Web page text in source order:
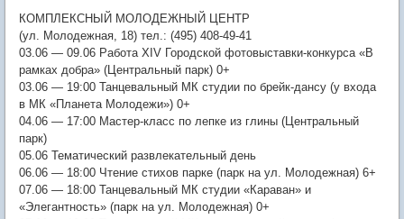
КОМПЛЕКСНЫЙ МОЛОДЕЖНЫЙ ЦЕНТР
(ул. Молодежная, 18) тел.: (495) 408-49-41
03.06 — 09.06 Работа XIV Городской фотовыставки-конкурса «В
рамках добра» (Центральный парк) 0+
03.06 — 19:00 Танцевальный МК студии по брейк-дансу (у входа
в МК «Планета Молодежи») 0+
04.06 — 17:00 Мастер-класс по лепке из глины (Центральный
парк)
05.06 Тематический развлекательный день
06.06 — 18:00 Чтение стихов парке (парк на ул. Молодежная) 6+
07.06 — 18:00 Танцевальный МК студии «Караван» и
«Элегантность» (парк на ул. Молодежная) 0+